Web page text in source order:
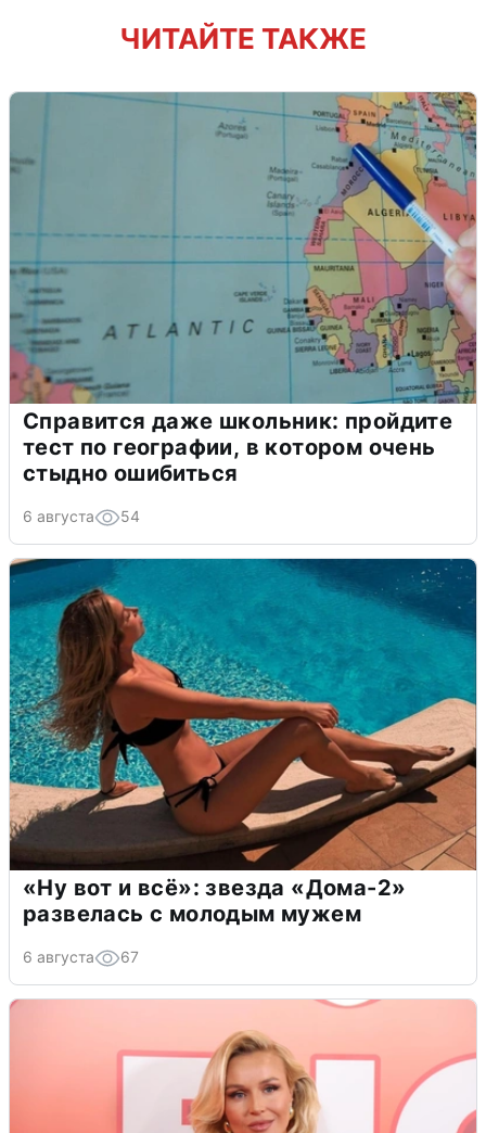
ЧИТАЙТЕ ТАКЖЕ
Справится даже школьник: пройдите
тест по географии, в котором очень
стыдно ошибиться
6 августа 54
«Ну вот и всё»: звезда «Дома-2»
развелась с молодым мужем
6 августа 67